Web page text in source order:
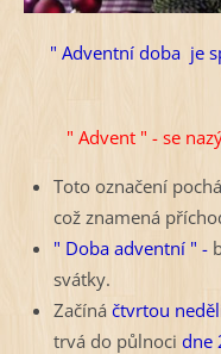
" Adventní doba je
" Advent " - se
Toto označení
což znamená
" Doba adventní " -
svátky.
Začíná čtvrtou
trvá do půlnoci dne